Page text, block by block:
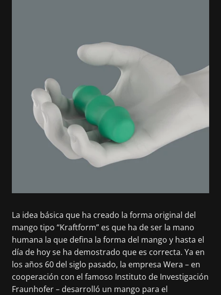
La idea básica que ha creado la forma original del
mango tipo “Kraftform” es que ha de ser la mano
humana la que defina la forma del mango y hasta el
día de hoy se ha demostrado que es correcta. Ya en
los años 60 del siglo pasado, la empresa Wera – en
cooperación con el famoso Instituto de Investigación
Fraunhofer – desarrolló un mango para el